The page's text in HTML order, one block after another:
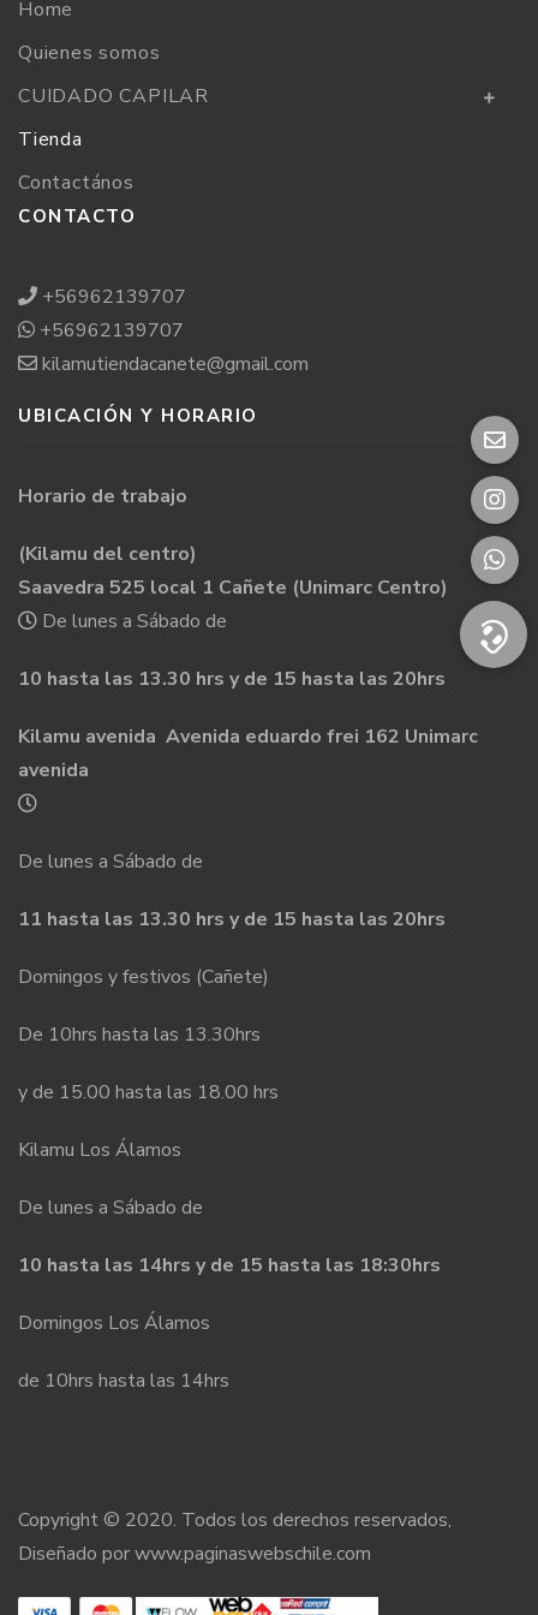
Home
Quienes somos
CUIDADO CAPILAR
Tienda
Contactános
CONTACTO
+56962139707
+56962139707
kilamutiendacanete@gmail.com
UBICACIÓN Y HORARIO
Horario de trabajo
(Kilamu del centro)
Saavedra 525 local 1 Cañete (Unimarc Centro)
De lunes a Sábado de
10 hasta las 13.30 hrs y de 15 hasta las 20hrs
Kilamu avenida Avenida eduardo frei 162 Unimarc
avenida
De lunes a Sábado de
11 hasta las 13.30 hrs y de 15 hasta las 20hrs
Domingos y festivos (Cañete)
De 10hrs hasta las 13.30hrs
y de 15.00 hasta las 18.00 hrs
Kilamu Los Álamos
De lunes a Sábado de
10 hasta las 14hrs y de 15 hasta las 18:30hrs
Domingos Los Álamos
de 10hrs hasta las 14hrs
Copyright © 2020. Todos los derechos reservados,
Diseñado porwww.paginaswebschile.com